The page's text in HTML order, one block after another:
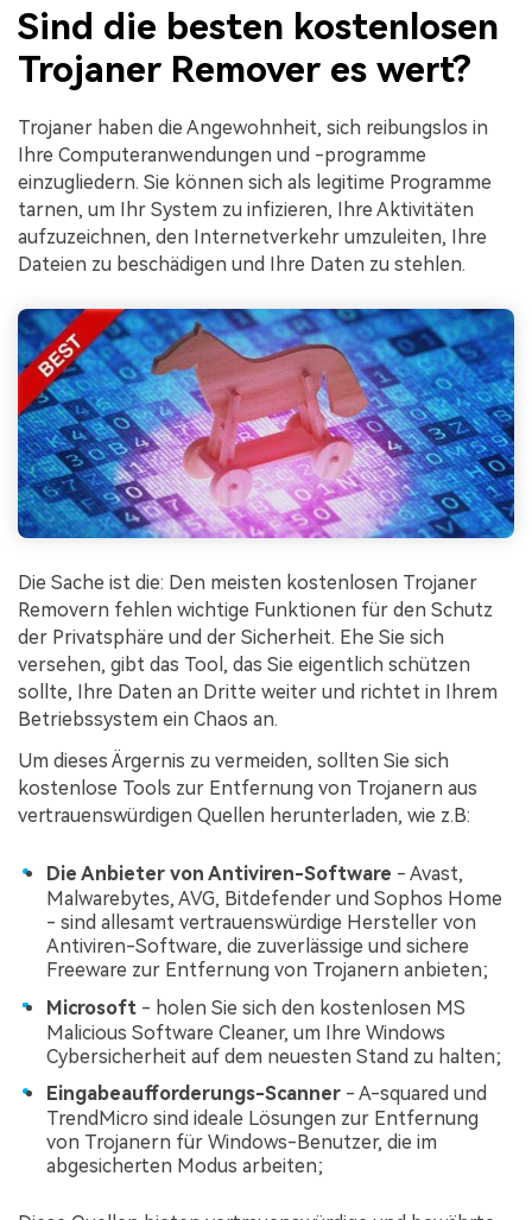
Sind die besten kostenlosen
Trojaner Remover es wert?
Trojaner haben die Angewohnheit, sich reibungslos in
Ihre Computeranwendungen und -programme
einzugliedern. Sie können sich als legitime Programme
tarnen, um Ihr System zu infizieren, Ihre Aktivitäten
aufzuzeichnen, den Internetverkehr umzuleiten, Ihre
Dateien zu beschädigen und Ihre Daten zu stehlen.
Die Sache ist die: Den meisten kostenlosen Trojaner
Removern fehlen wichtige Funktionen für den Schutz
der Privatsphäre und der Sicherheit. Ehe Sie sich
versehen, gibt das Tool, das Sie eigentlich schützen
sollte, Ihre Daten an Dritte weiter und richtet in Ihrem
Betriebssystem ein Chaos an.
Um dieses Ärgernis zu vermeiden, sollten Sie sich
kostenlose Tools zur Entfernung von Trojanern aus
vertrauenswürdigen Quellen herunterladen, wie z.B:
Die Anbieter von Antiviren-Software - Avast,
Malwarebytes, AVG, Bitdefender und Sophos Home
- sind allesamt vertrauenswürdige Hersteller von
Antiviren-Software, die zuverlässige und sichere
Freeware zur Entfernung von Trojanern anbieten;
Microsoft - holen Sie sich den kostenlosen MS
Malicious Software Cleaner, um Ihre Windows
Cybersicherheit auf dem neuesten Stand zu halten;
Eingabeaufforderungs-Scanner - A-squared und
TrendMicro sind ideale Lösungen zur Entfernung
von Trojanern für Windows-Benutzer, die im
abgesicherten Modus arbeiten;